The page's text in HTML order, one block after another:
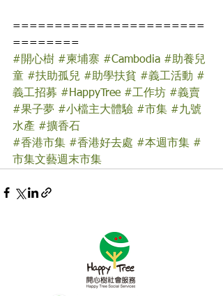
=======================
========
#開心樹 #柬埔寨 #Cambodia #助養兒
童 #扶助孤兒 #助學扶貧 #義工活動 #
義工招募 #HappyTree #工作坊 #義賣
#果子夢 #小檔主大體驗 #市集 #九號
水產 #擴香石
#香港市集 #香港好去處 #本週市集 #
市集文藝週末市集